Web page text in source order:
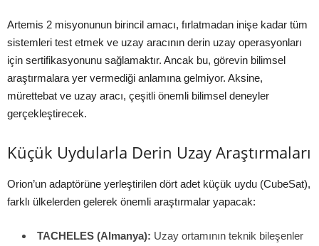
Artemis 2 misyonunun birincil amacı, fırlatmadan inişe kadar tüm
sistemleri test etmek ve uzay aracının derin uzay operasyonları
için sertifikasyonunu sağlamaktır. Ancak bu, görevin bilimsel
araştırmalara yer vermediği anlamına gelmiyor. Aksine,
mürettebat ve uzay aracı, çeşitli önemli bilimsel deneyler
gerçekleştirecek.
Küçük Uydularla Derin Uzay Araştırmaları
Orion’un adaptörüne yerleştirilen dört adet küçük uydu (CubeSat),
farklı ülkelerden gelerek önemli araştırmalar yapacak:
TACHELES (Almanya): Uzay ortamının teknik bileşenler